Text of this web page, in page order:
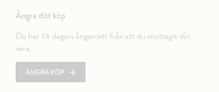
Ångra ditt köp
Du har 14 dagars ångerrätt från att du mottagit din
vara.
ÅNGRA KÖP